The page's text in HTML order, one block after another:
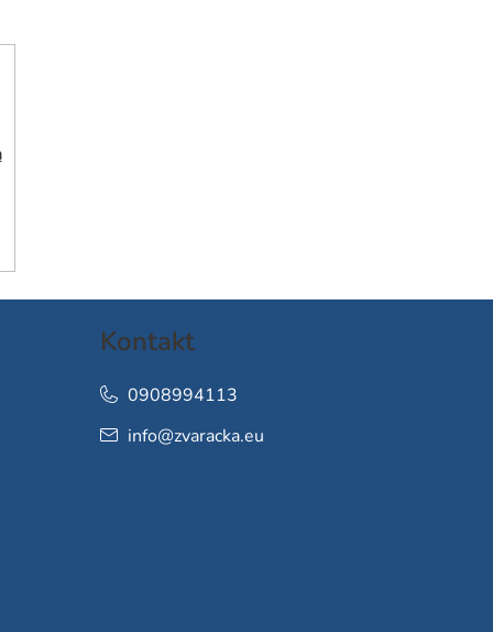
Kontakt
info@zvaracka.eu
0908994113